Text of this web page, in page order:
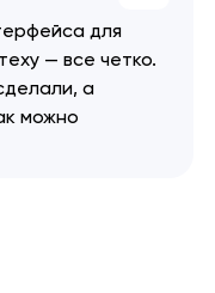
для
— все четко.
а
можно